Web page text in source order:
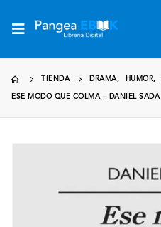
TIENDA DRAMA, HUMOR,
ESE MODO QUE COLMA – DANIEL SADA